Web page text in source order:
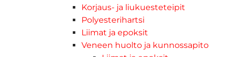
Korjaus- ja liukuesteteipit
Polyesterihartsi
Liimat ja epoksit
Veneen huolto ja kunnossapito